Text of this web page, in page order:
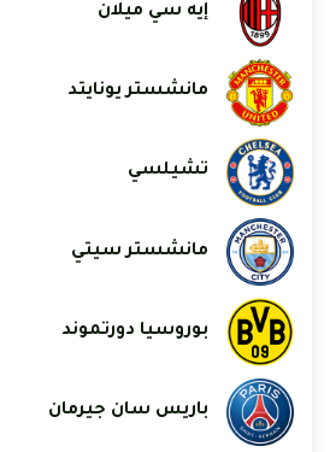
إيه سي ميلان
مانشستر يونايتد
تشيلسي
مانشستر سيتي
بوروسيا دورتموند
باريس سان جيرمان